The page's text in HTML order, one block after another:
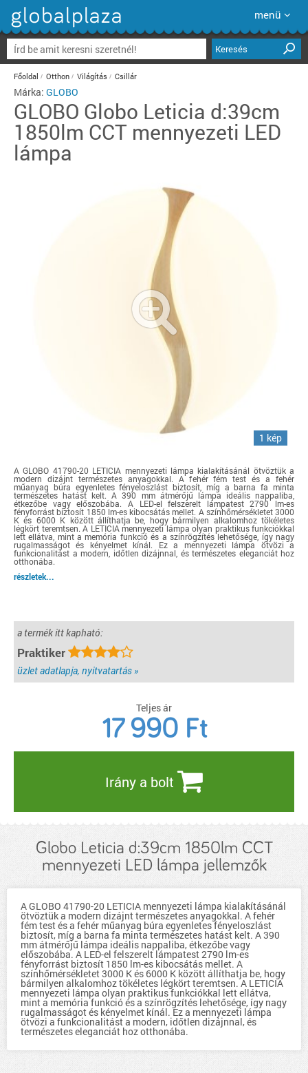
menü
Keresés
Főoldal Otthon Világítás Csillár
Márka: GLOBO
GLOBO Globo Leticia d:39cm
1850lm CCT mennyezeti LED
lámpa
1 kép
A GLOBO 41790-20 LETICIA mennyezeti lámpa kialakításánál ötvöztük a
modern dizájnt természetes anyagokkal. A fehér fém test és a fehér
műanyag búra egyenletes fényeloszlást biztosít, míg a barna fa minta
természetes hatást kelt. A 390 mm átmérőjű lámpa ideális nappaliba,
étkezőbe vagy előszobába. A LED-el felszerelt lámpatest 2790 lm-es
fényforrást biztosít 1850 lm-es kibocsátás mellet. A színhőmérsékletet 3000
K és 6000 K között állíthatja be, hogy bármilyen alkalomhoz tökéletes
légkört teremtsen. A LETICIA mennyezeti lámpa olyan praktikus funkciókkal
lett ellátva, mint a memória funkció és a színrögzítés lehetősége, így nagy
rugalmasságot és kényelmet kínál. Ez a mennyezeti lámpa ötvözi a
funkcionalitást a modern, időtlen dizájnnal, és természetes eleganciát hoz
otthonába.
részletek...
a termék itt kapható:
Praktiker
üzlet adatlapja, nyitvatartás »
Teljes ár
17 990 Ft
Irány a bolt
Globo Leticia d:39cm 1850lm CCT
mennyezeti LED lámpa jellemzők
A GLOBO 41790-20 LETICIA mennyezeti lámpa kialakításánál
ötvöztük a modern dizájnt természetes anyagokkal. A fehér
fém test és a fehér műanyag búra egyenletes fényeloszlást
biztosít, míg a barna fa minta természetes hatást kelt. A 390
mm átmérőjű lámpa ideális nappaliba, étkezőbe vagy
előszobába. A LED-el felszerelt lámpatest 2790 lm-es
fényforrást biztosít 1850 lm-es kibocsátás mellet. A
színhőmérsékletet 3000 K és 6000 K között állíthatja be, hogy
bármilyen alkalomhoz tökéletes légkört teremtsen. A LETICIA
mennyezeti lámpa olyan praktikus funkciókkal lett ellátva,
mint a memória funkció és a színrögzítés lehetősége, így nagy
rugalmasságot és kényelmet kínál. Ez a mennyezeti lámpa
ötvözi a funkcionalitást a modern, időtlen dizájnnal, és
természetes eleganciát hoz otthonába.